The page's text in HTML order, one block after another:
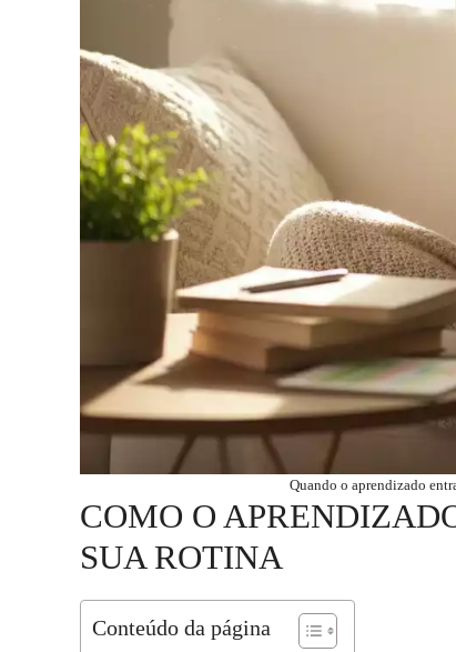
Quando o aprendizado
COMO O
SUA ROTINA
Conteúdo da página